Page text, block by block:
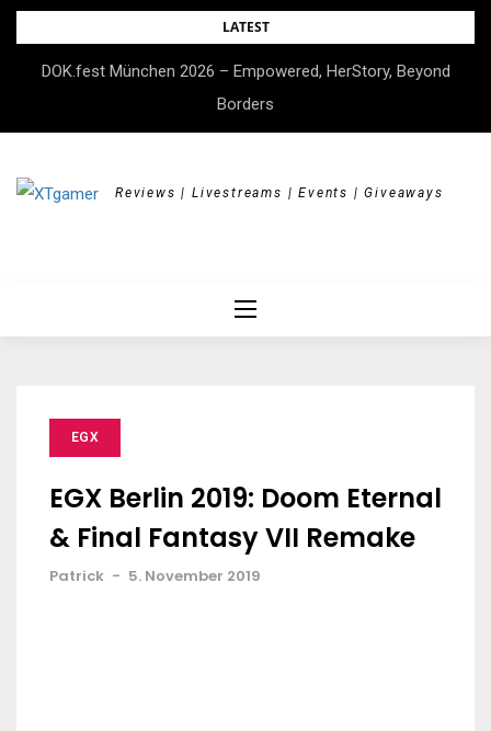
Skip
content
LATEST
DOK.fest München 2026 – Empowered, HerStory, Beyond
Borders
Reviews | Livestreams | Events | Giveaways
EGX
EGX Berlin 2019: Doom Eternal
& Final Fantasy VII Remake
Patrick - 5. November 2019